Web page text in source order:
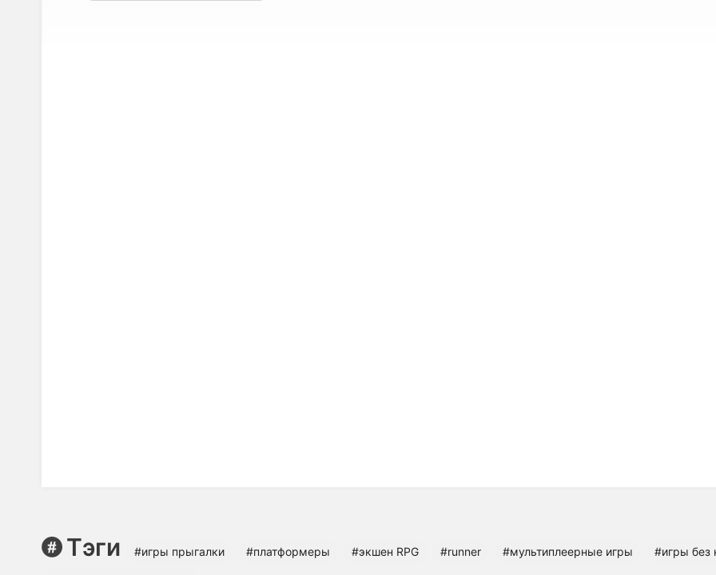
Тэги #игры прыгалки #платформеры #экшен RPG #runner #мультиплеерные игры #игры без